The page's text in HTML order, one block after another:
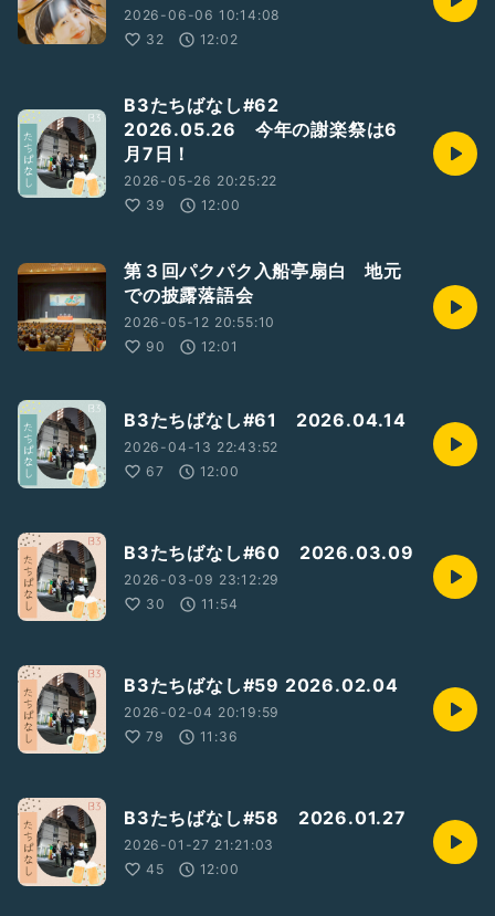
2026-06-06 10:14:08
32
12:02
B3たちばなし#62
2026.05.26 今年の謝楽祭は6
月7日！
2026-05-26 20:25:22
39
12:00
第３回パクパク入船亭扇白 地元
での披露落語会
2026-05-12 20:55:10
90
12:01
B3たちばなし#61 2026.04.14
2026-04-13 22:43:52
67
12:00
B3たちばなし#60 2026.03.09
2026-03-09 23:12:29
30
11:54
B3たちばなし#59 2026.02.04
2026-02-04 20:19:59
79
11:36
B3たちばなし#58 2026.01.27
2026-01-27 21:21:03
45
12:00